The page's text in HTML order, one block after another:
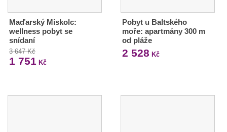
Maďarský Miskolc:
wellness pobyt se
snídaní
3 647 Kč
1 751 Kč
Pobyt u Baltského
moře: apartmány 300 m
od pláže
2 528 Kč